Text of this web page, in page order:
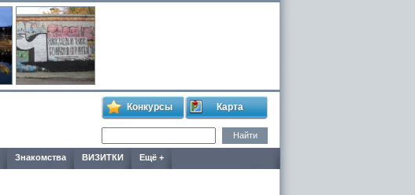
Конкурсы Карта
Знакомства ВИЗИТКИ Ещё +